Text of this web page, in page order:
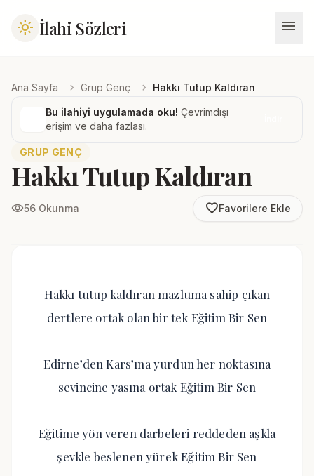
light_mode İlahi Sözleri menu
Ana Sayfa chevron_right Grup Genç chevron_right Hakkı Tutup Kaldıran
Bu ilahiyi uygulamada oku! Çevrimdışı
erişim ve daha fazlası.
GRUP GENÇ
Hakkı Tutup Kaldıran
visibility56 Okunma favorite_borderFavorilere Ekle
Hakkı tutup kaldıran mazluma sahip çıkan
dertlere ortak olan bir tek Eğitim Bir Sen
Edirne’den Kars’ına yurdun her noktasına
sevincine yasına ortak Eğitim Bir Sen
Eğitime yön veren darbeleri reddeden aşkla
şevkle beslenen yürek Eğitim Bir Sen